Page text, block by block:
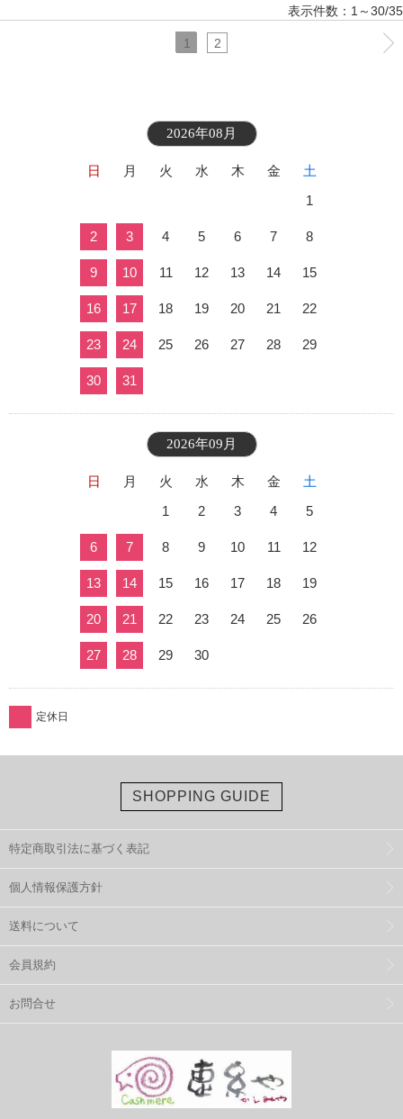
表示件数：1～30/35
1 2
2026年08月
日 月 火 水 木 金
土
1
2 3 4 5 6 7 8
9 10 11 12 13 14 15
16 17 18 19 20 21 22
23 24 25 26 27 28 29
30 31
2026年09月
日 月 火 水 木 金
土
1
2 3 4 5
6 7 8 9 10 11 12
13 14 15 16 17 18 19
20 21 22 23 24 25 26
27 28 29 30
定休日
SHOPPING GUIDE
特定商取引法に基づく表記
個人情報保護方針
送料について
会員規約
お問合せ